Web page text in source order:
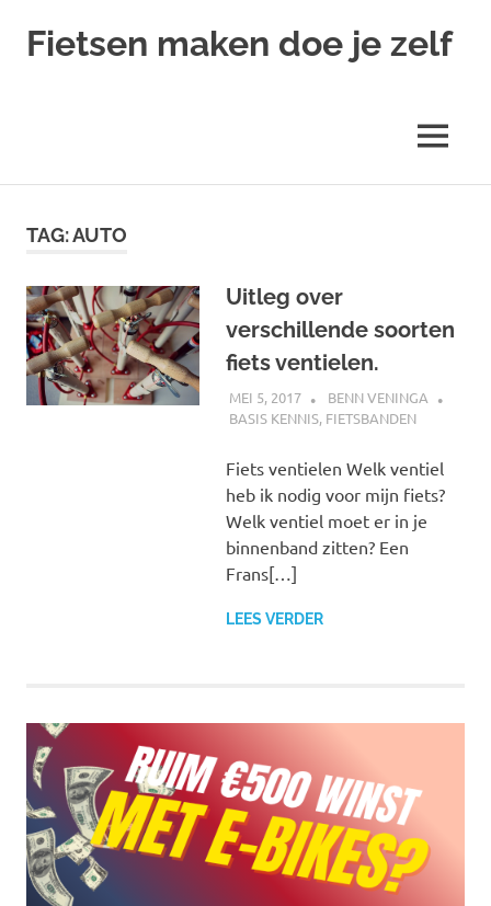
Fietsen maken doe je zelf
MENU
TAG:AUTO
Uitleg over
verschillende soorten
fiets ventielen.
MEI 5, 2017
BENN VENINGA
BASIS KENNIS, FIETSBANDEN
Fiets ventielen Welk ventiel
heb ik nodig voor mijn fiets?
Welk ventiel moet er in je
binnenband zitten? Een
Frans[…]
LEES VERDER